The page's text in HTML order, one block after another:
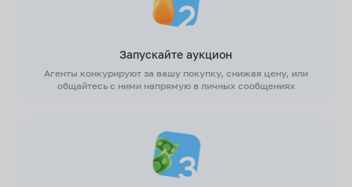
Запускайте аукцион
Агенты конкурируют за вашу покупку, снижая цену, или
общайтесь с ними напрямую в личных сообщениях